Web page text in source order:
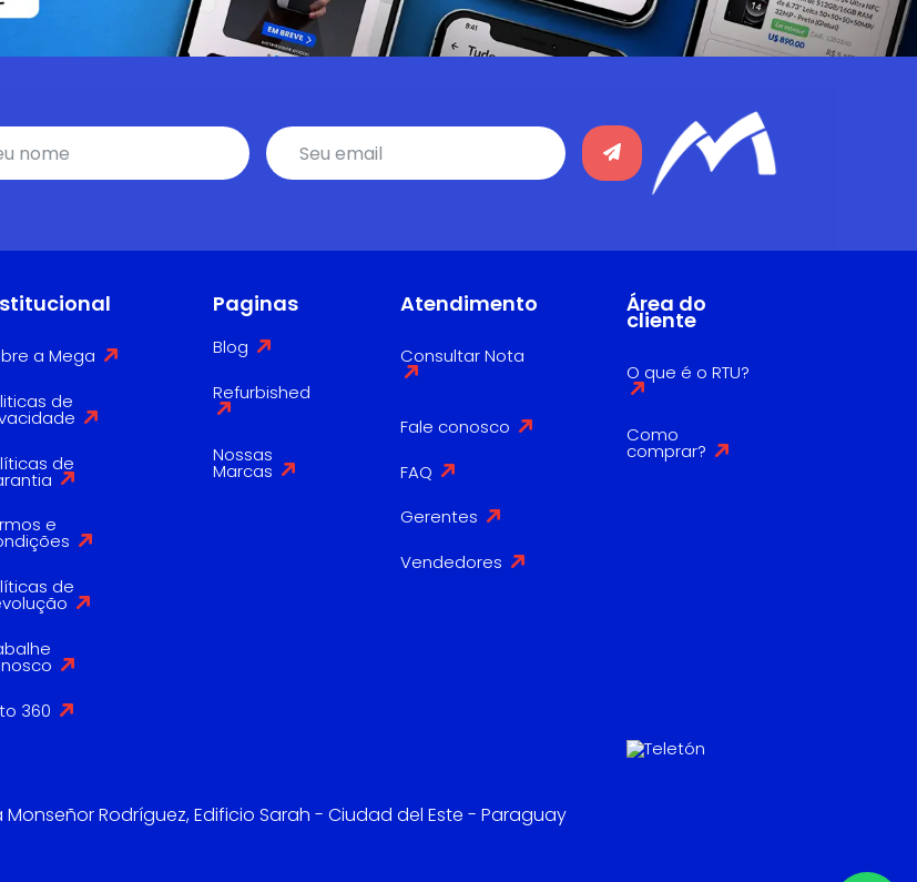
a Mega
de
de
e
de
360
Paginas
Blog
Refurbished
Nossas
Marcas
Atendimento
Consultar Nota
Fale conosco
FAQ
Gerentes
Vendedores
Área do
cliente
O que é o RTU?
Como
comprar?
Rodríguez, Edificio Sarah - Ciudad del Este - Paraguay